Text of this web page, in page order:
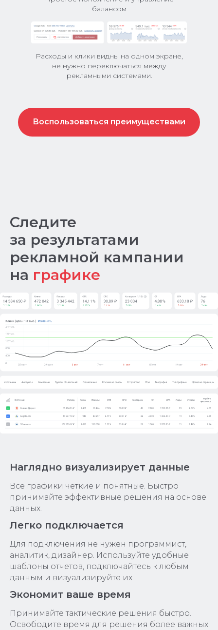
Расходы и клики видны на одном экране,
не нужно переключаться между
рекламными системами.
балансом
Воспользоваться преимуществами
Следите
за результатами
рекламной кампании
на графике
Наглядно визуализирует данные
Все графики четкие и понятные. Быстро
принимайте эффективные решения на основе
данных.
Легко подключается
Для подключения не нужен программист,
аналитик, дизайнер. Используйте удобные
шаблоны отчетов, подключайтесь к любым
данным и визуализируйте их.
Экономит ваше время
Принимайте тактические решения быстро.
Освободите время для решения более важных